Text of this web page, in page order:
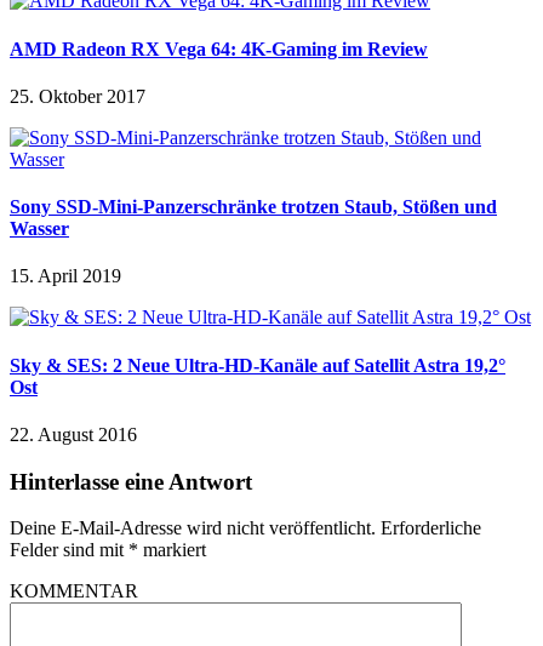
AMD Radeon RX Vega 64: 4K-Gaming im Review
25. Oktober 2017
Sony SSD-Mini-Panzerschränke trotzen Staub, Stößen und
Wasser
15. April 2019
Sky & SES: 2 Neue Ultra-HD-Kanäle auf Satellit Astra 19,2°
Ost
22. August 2016
Hinterlasse eine Antwort
Deine E-Mail-Adresse wird nicht veröffentlicht. Erforderliche
Felder sind mit * markiert
KOMMENTAR